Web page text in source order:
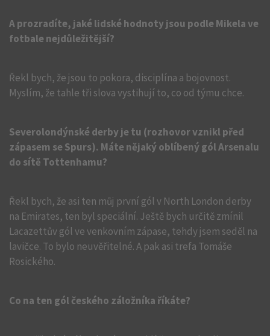
A prozradíte, jaké lidské hodnoty jsou podle Mikela ve
fotbale nejdůležitější?
Řekl bych, že jsou to pokora, disciplína a bojovnost.
Myslím, že tahle tři slova vystihují to, co od týmu chce.
Severolondýnské derby je tu (rozhovor vznikl před
zápasem se Spurs). Máte nějaký oblíbený gól Arsenalu
do sítě Tottenhamu?
Řekl bych, že asi ten můj první gól v North London derby
na Emirates, ten byl speciální. Ještě bych určitě zmínil
Lacazettův gól ve venkovním zápase, tehdy jsem seděl na
lavičce. To bylo neuvěřitelné. A pak asi trefa Tomáše
Rosického.
Co na ten gól českého záložníka říkáte?